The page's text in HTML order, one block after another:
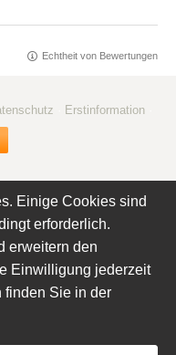
Echtheit von Bewertungen
Erstinformation
Einige Cookies sind
erforderlich.
erweitern den
Einwilligung jederzeit
finden Sie in der